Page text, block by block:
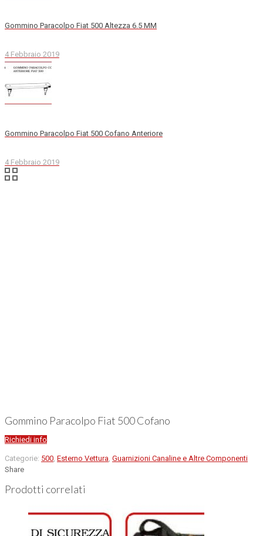
Gommino Paracolpo Fiat 500 Altezza 6.5 MM
4 Febbraio 2019
Gommino Paracolpo Fiat 500 Cofano Anteriore
4 Febbraio 2019
Gommino Paracolpo Fiat 500 Cofano
Richiedi info
Categorie: 500 Esterno Vettura Guarnizioni Canaline e Altre Componenti
Share
Prodotti correlati